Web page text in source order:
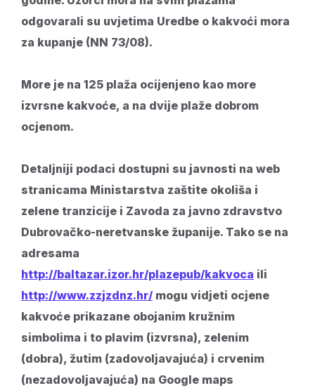
odgovarali su uvjetima Uredbe o kakvoći mora
za kupanje (NN 73/08).
More je na 125 plaža ocijenjeno kao more
izvrsne kakvoće, a na dvije plaže dobrom
ocjenom.
Detaljniji podaci dostupni su javnosti na web
stranicama Ministarstva zaštite okoliša i
zelene tranzicije i Zavoda za javno zdravstvo
Dubrovačko-neretvanske županije. Tako se na
adresama
http://baltazar.izor.hr/plazepub/kakvoca ili
http://www.zzjzdnz.hr/ mogu vidjeti ocjene
kakvoće prikazane obojanim kružnim
simbolima i to plavim (izvrsna), zelenim
(dobra), žutim (zadovoljavajuća) i crvenim
(nezadovoljavajuća) na Google maps